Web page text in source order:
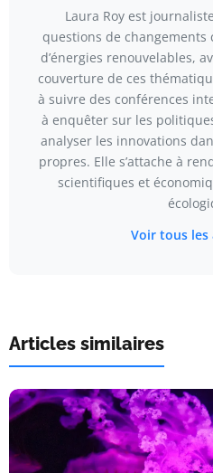
Laura Roy est
questions de changements
d’énergies renouvelables,
couverture de ces
à suivre des conférences
à enquêter sur les
analyser les innovations
propres. Elle s’attache à
scientifiques et
Voir tous
Articles similaires